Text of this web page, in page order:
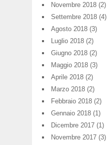
Novembre 2018 (2)
Settembre 2018 (4)
Agosto 2018 (3)
Luglio 2018 (2)
Giugno 2018 (2)
Maggio 2018 (3)
Aprile 2018 (2)
Marzo 2018 (2)
Febbraio 2018 (2)
Gennaio 2018 (1)
Dicembre 2017 (1)
Novembre 2017 (3)